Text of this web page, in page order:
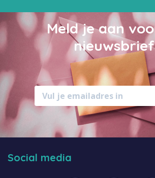
Meld je aan
nieuwsbrief
Social media